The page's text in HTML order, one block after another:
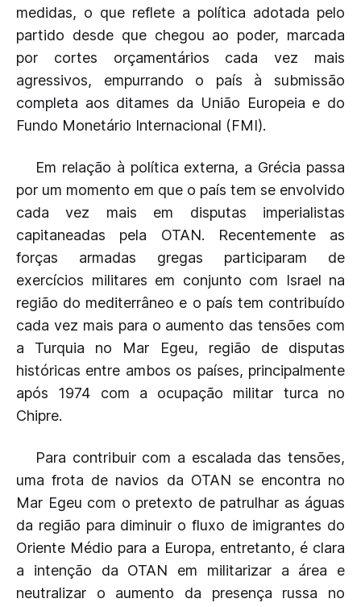
medidas, o que reflete a política adotada pelo
partido desde que chegou ao poder, marcada
por cortes orçamentários cada vez mais
agressivos, empurrando o país à submissão
completa aos ditames da União Europeia e do
Fundo Monetário Internacional (FMI).
Em relação à política externa, a Grécia passa
por um momento em que o país tem se envolvido
cada vez mais em disputas imperialistas
capitaneadas pela OTAN. Recentemente as
forças armadas gregas participaram de
exercícios militares em conjunto com Israel na
região do mediterrâneo e o país tem contribuído
cada vez mais para o aumento das tensões com
a Turquia no Mar Egeu, região de disputas
históricas entre ambos os países, principalmente
após 1974 com a ocupação militar turca no
Chipre.
Para contribuir com a escalada das tensões,
uma frota de navios da OTAN se encontra no
Mar Egeu com o pretexto de patrulhar as águas
da região para diminuir o fluxo de imigrantes do
Oriente Médio para a Europa, entretanto, é clara
a intenção da OTAN em militarizar a área e
neutralizar o aumento da presença russa no